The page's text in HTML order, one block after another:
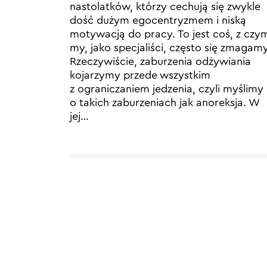
nastolatków, którzy cechują się zwykle
dość dużym egocentryzmem i niską
motywacją do pracy. To jest coś, z
my, jako specjaliści, często się
Rzeczywiście, zaburzenia odżywiania
kojarzymy przede wszystkim
z ograniczaniem jedzenia, czyli myślimy
o takich zaburzeniach jak anoreksja. W
jej…